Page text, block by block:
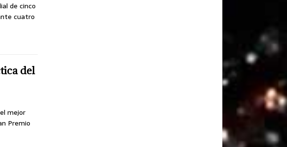
de cinco
cuatro
del
mejor
Premio